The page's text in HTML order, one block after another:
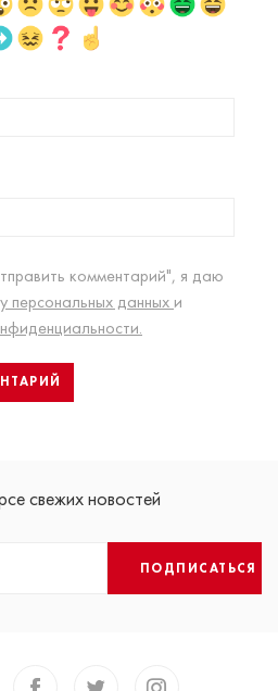
комментарий", я даю
персональных данных и
свежих новостей
ПОДПИСАТЬСЯ